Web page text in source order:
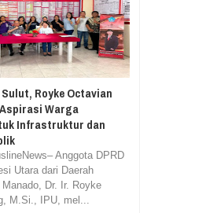
Sulut, Royke Octavian
Warga
Infrastruktur dan
Anggota DPRD
Utara dari Daerah
Dr. Ir. Royke
M.Si., IPU, mel...